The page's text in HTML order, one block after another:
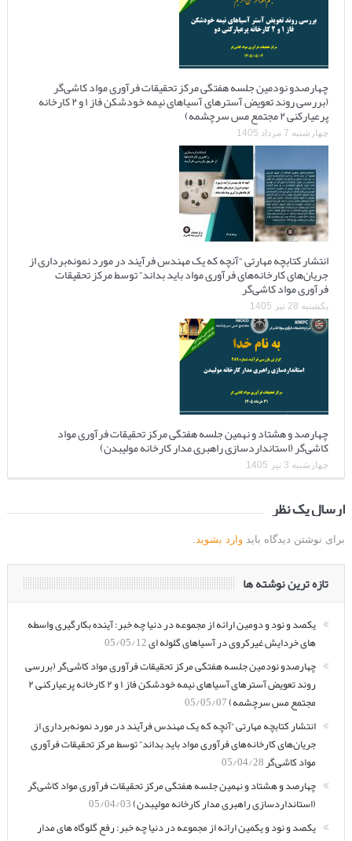
چهارصدو نودمین جلسه هفتگی مرکز تحقیقات فرآوری مواد کاشی‌گر
(بررسی روند تعویض آسترهای آسیاهای نیمه خودشکن فاز ۱ و ۲ کارخانه
پرعیارکنی ۲ مجتمع مس سرچشمه)
چهارشنبه 7 مرداد 1405
انتشار کتابچه مهارتی “آنچه که یک مهندس فرآیند در مورد نمونه‌برداری از
جریان‌های کارخانه‌های فرآوری مواد باید بداند” توسط مرکز تحقیقات
فرآوری مواد کاشی‌گر
یکشنبه 28 تیر 1405
چهارصد و هشتاد و نهمین جلسه هفتگی مرکز تحقیقات فرآوری مواد
کاشی‌گر (استانداردسازی راهبری مدار کارخانه مولیبدن)
چهارشنبه 3 تیر 1405
ارسال یک نظر
برای نوشتن دیدگاه باید وارد بشوید.
تازه ترین نوشته ها
یکصد و نود و دومین ارائه از مجموعه در دنیا چه خبر: آینده بکارگیری واسطه
های خردایش غیرکروی در آسیاهای گلوله ای05/05/12
چهارصدو نودمین جلسه هفتگی مرکز تحقیقات فرآوری مواد کاشی‌گر (بررسی
روند تعویض آسترهای آسیاهای نیمه خودشکن فاز ۱ و ۲ کارخانه پرعیارکنی ۲
مجتمع مس سرچشمه)05/05/07
انتشار کتابچه مهارتی “آنچه که یک مهندس فرآیند در مورد نمونه‌برداری از
جریان‌های کارخانه‌های فرآوری مواد باید بداند” توسط مرکز تحقیقات فرآوری
مواد کاشی‌گر05/04/28
چهارصد و هشتاد و نهمین جلسه هفتگی مرکز تحقیقات فرآوری مواد کاشی‌گر
(استانداردسازی راهبری مدار کارخانه مولیبدن)05/04/03
یکصد و نود و یکمین ارائه از مجموعه در دنیا چه خبر: رفع گلوگاه های مدار